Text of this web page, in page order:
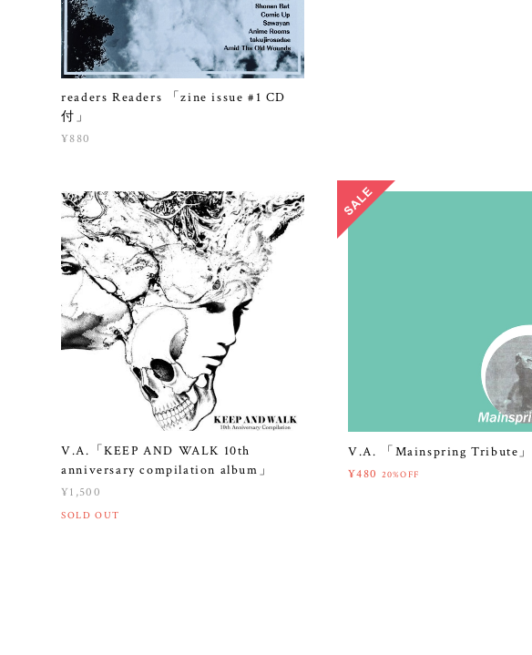
readers Readers 「zine issue #1 CD
付」
¥880
V.A.「KEEP AND WALK 10th
anniversary compilation album」
¥1,500
SOLD OUT
V.A. 「Mainspring Tribute」
¥480 20%OFF